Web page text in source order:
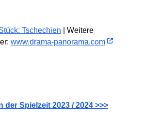
Tschechien | Weitere
www.drama-panorama.com
der Spielzeit 2023 / 2024 >>>